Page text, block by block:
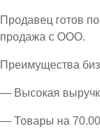
Продавец готов
продажа с ООО.
Преимущества
— Высокая
— Товары на